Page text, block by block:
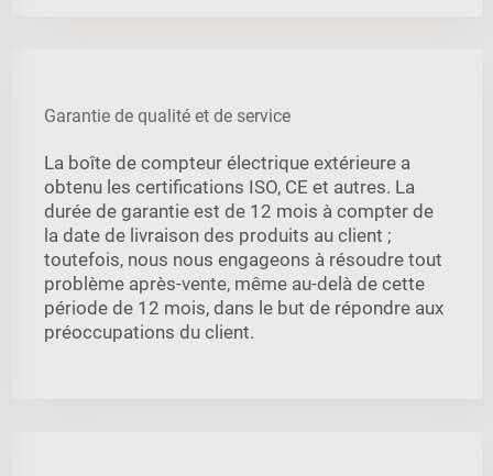
Garantie de qualité et de service
La boîte de compteur électrique extérieure a
obtenu les certifications ISO, CE et autres. La
durée de garantie est de 12 mois à compter de
la date de livraison des produits au client ;
toutefois, nous nous engageons à résoudre tout
problème après-vente, même au-delà de cette
période de 12 mois, dans le but de répondre aux
préoccupations du client.